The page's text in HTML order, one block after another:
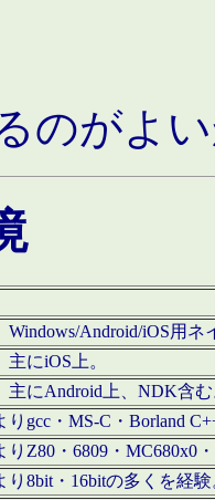
のがよ
Windows/Android/iOS用
にiOS上。
主にAndroid上、NDK含
りgcc・MS-C・Borland
りZ80・6809・MC680x0
り8bit・16bitの多くを経